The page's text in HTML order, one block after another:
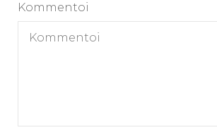
Kommentoi